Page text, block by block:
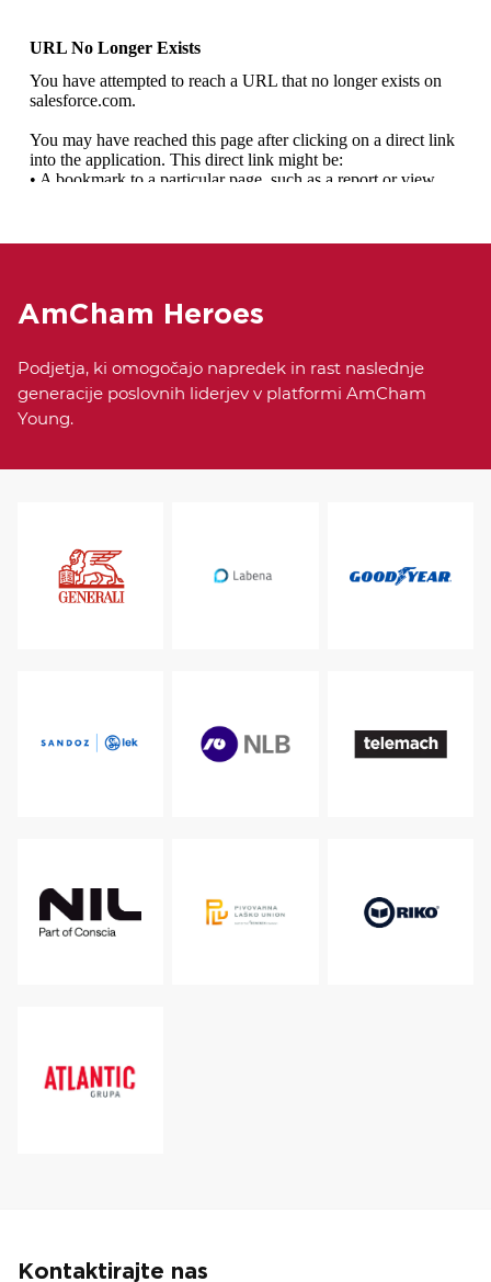
AmCham Heroes
Podjetja, ki omogočajo napredek in rast naslednje
generacije poslovnih liderjev v platformi AmCham
Young.
Kontaktirajte nas